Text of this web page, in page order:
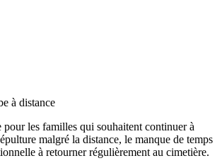
à distance
pour les familles qui souhaitent continuer à
malgré la distance, le manque de temps
à retourner régulièrement au cimetière.